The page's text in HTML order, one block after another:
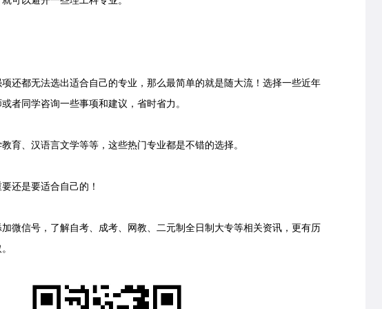
都无法选出适合自己的专业，那么最简单的就是随大流！选择一些近年
者同学咨询一些事项和建议，省时省力。
、汉语言文学等等，这些热门专业都是不错的选择。
是要适合自己的！
信号，了解自考、成考、网教、二元制全日制大专等相关资讯，更有历